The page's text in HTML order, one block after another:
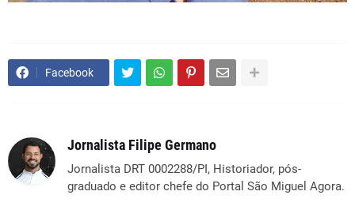
Facebook
Jornalista Filipe Germano
Jornalista DRT 0002288/PI, Historiador, pós-
graduado e editor chefe do Portal São Miguel Agora.